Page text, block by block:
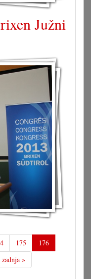
Južni
175
176
zadnja »